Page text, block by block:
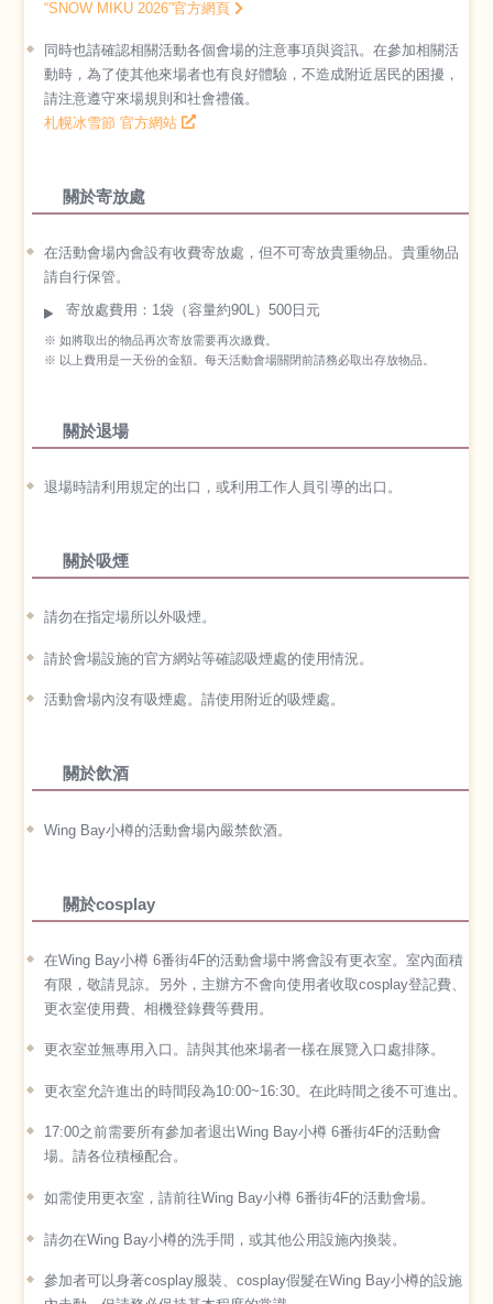
“SNOW MIKU 2026”官方網頁
同時也請確認相關活動各個會場的注意事項與資訊。在參加相關活
動時，為了使其他來場者也有良好體驗，不造成附近居民的困擾，
請注意遵守來場規則和社會禮儀。
札幌冰雪節 官方網站
關於寄放處
在活動會場內會設有收費寄放處，但不可寄放貴重物品。貴重物品
請自行保管。
寄放處費用：1袋（容量約90L）500日元
※ 如將取出的物品再次寄放需要再次繳費。
※ 以上費用是一天份的金額。每天活動會場關閉前請務必取出存放物品。
關於退場
退場時請利用規定的出口，或利用工作人員引導的出口。
關於吸煙
請勿在指定場所以外吸煙。
請於會場設施的官方網站等確認吸煙處的使用情況。
活動會場內沒有吸煙處。請使用附近的吸煙處。
關於飲酒
Wing Bay小樽的活動會場內嚴禁飲酒。
關於cosplay
在Wing Bay小樽 6番街4F的活動會場中將會設有更衣室。室內面積
有限，敬請見諒。另外，主辦方不會向使用者收取cosplay登記費、
更衣室使用費、相機登錄費等費用。
更衣室並無專用入口。請與其他來場者一樣在展覽入口處排隊。
更衣室允許進出的時間段為10:00~16:30。在此時間之後不可進出。
17:00之前需要所有參加者退出Wing Bay小樽 6番街4F的活動會
場。請各位積極配合。
如需使用更衣室，請前往Wing Bay小樽 6番街4F的活動會場。
請勿在Wing Bay小樽的洗手間，或其他公用設施內換裝。
參加者可以身著cosplay服裝、cosplay假髮在Wing Bay小樽的設施